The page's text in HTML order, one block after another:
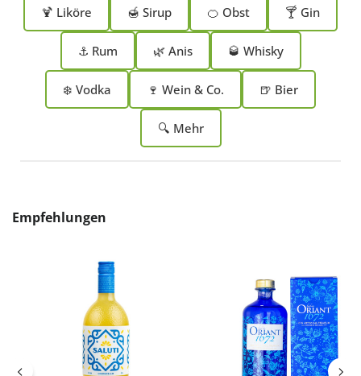
🍹 Liköre 🍯 Sirup 🍊 Obst 🍸 Gin
⚓ Rum 🌿 Anis 🥃 Whisky
❄️ Vodka 🍷 Wein & Co. 🍺 Bier
🔍 Mehr
Produktgalerie überspringen
Empfehlungen